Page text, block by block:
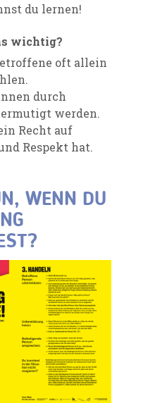
du lernen!
wichtig?
oft allein
durch
werden.
Recht auf
Respekt hat.
WENN DU